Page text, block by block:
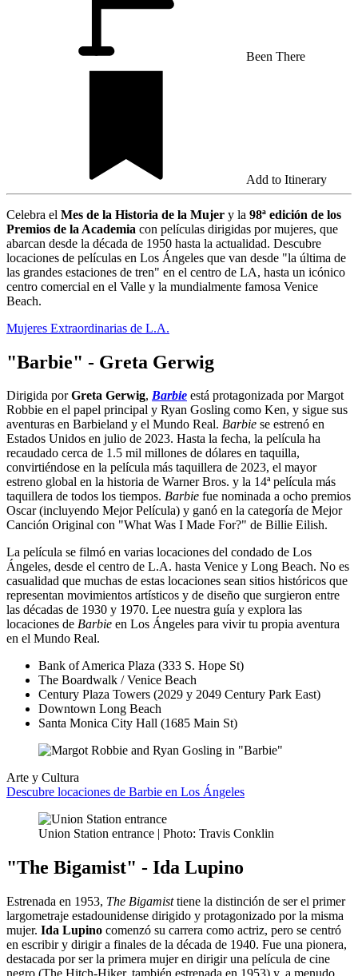
Been There
Add to Itinerary
Celebra el Mes de la Historia de la Mujer y la 98ª edición de los
Premios de la Academia con películas dirigidas por mujeres, que
abarcan desde la década de 1950 hasta la actualidad. Descubre
locaciones de películas en Los Ángeles que van desde "la última de
las grandes estaciones de tren" en el centro de LA, hasta un icónico
centro comercial en el Valle y la mundialmente famosa Venice
Beach.
Mujeres Extraordinarias de L.A.
"Barbie" - Greta Gerwig
Dirigida porGreta Gerwig, Barbie está protagonizada por Margot
Robbie en el papel principal y Ryan Gosling como Ken, y sigue sus
aventuras en Barbieland y el Mundo Real. Barbie se estrenó en
Estados Unidos en julio de 2023. Hasta la fecha, la película ha
recaudado cerca de 1.5 mil millones de dólares en taquilla,
convirtiéndose en la película más taquillera de 2023, el mayor
estreno global en la historia de Warner Bros. y la 14ª película más
taquillera de todos los tiempos. Barbie fue nominada a ocho premios
Oscar (incluyendo Mejor Película) y ganó en la categoría de Mejor
Canción Original con "What Was I Made For?" de Billie Eilish.
La película se filmó en varias locaciones del condado de Los
Ángeles, desde el centro de L.A. hasta Venice y Long Beach. No es
casualidad que muchas de estas locaciones sean sitios históricos que
representan movimientos artísticos y de diseño que surgieron entre
las décadas de 1930 y 1970. Lee nuestra guía y explora las
locaciones de Barbie en Los Ángeles para vivir tu propia aventura
en el Mundo Real.
Bank of America Plaza (333 S. Hope St)
The Boardwalk / Venice Beach
Century Plaza Towers (2029 y 2049 Century Park East)
Downtown Long Beach
Santa Monica City Hall (1685 Main St)
Arte y Cultura
Descubre locaciones de Barbie en Los Ángeles
Union Station entrance | Photo: Travis Conklin
"The Bigamist" - Ida Lupino
Estrenada en 1953, The Bigamisttiene la distinción de ser el primer
largometraje estadounidense dirigido y protagonizado por la misma
mujer. Ida Lupino comenzó su carrera como actriz, pero se centró
en escribir y dirigir a finales de la década de 1940. Fue una pionera,
destacada por ser la primera mujer en dirigir una película de cine